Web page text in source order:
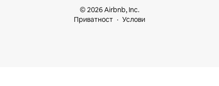
© 2026 Airbnb, Inc.
Приватност
Услови